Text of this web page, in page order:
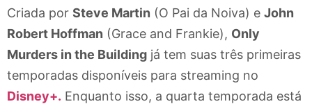
Criada por Steve Martin (O Pai da Noiva) e John
Robert Hoffman (Grace and Frankie), Only
Murders in the Building já tem suas três primeiras
temporadas disponíveis para streaming no
Disney+. Enquanto isso, a quarta temporada está